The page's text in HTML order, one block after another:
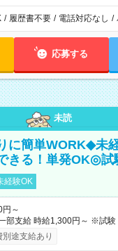
/ 履歴書不要 / 電話対応なし /
応募する
未読
に簡単WORK◆未
きる！単発OK◎試
経験OK
～
試験・役割により手当あり
により昇給あり 【即給（前
望される場合、勤務から1週間
別途支給あり